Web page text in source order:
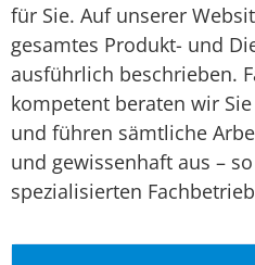
für Sie. Auf unserer
gesamtes Produkt- und
ausführlich beschrieben.
kompetent beraten wir
und führen sämtliche
und gewissenhaft aus –
spezialisierten